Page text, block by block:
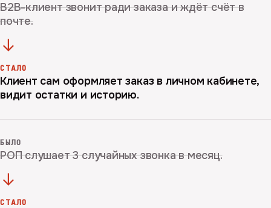
B2B-клиент звонит ради заказа и ждёт счёт в
почте.
СТАЛО
Клиент сам оформляет заказ в личном кабинете,
видит остатки и историю.
БЫЛО
РОП слушает 3 случайных звонка в месяц.
СТАЛО